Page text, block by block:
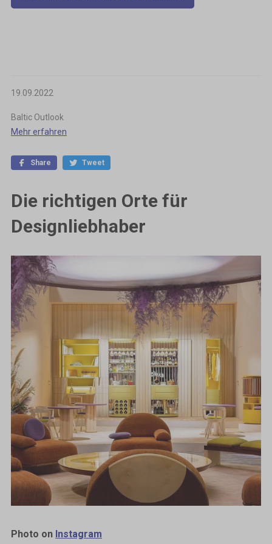
19.09.2022
Baltic Outlook
Mehr erfahren
Share Tweet
Die richtigen Orte für
Designliebhaber
Photo on Instagram